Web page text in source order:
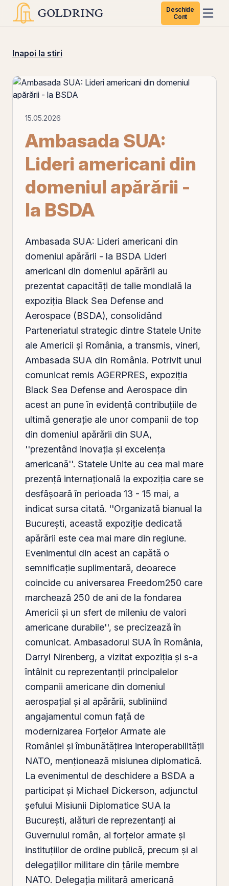
Deschide
Cont
Inapoi la stiri
15.05.2026
Ambasada SUA:
Lideri americani din
domeniul apărării -
la BSDA
Ambasada SUA: Lideri americani din
domeniul apărării - la BSDA Lideri
americani din domeniul apărării au
prezentat capacități de talie mondială la
expoziția Black Sea Defense and
Aerospace (BSDA), consolidând
Parteneriatul strategic dintre Statele Unite
ale Americii și România, a transmis, vineri,
Ambasada SUA din România. Potrivit unui
comunicat remis AGERPRES, expoziția
Black Sea Defense and Aerospace din
acest an pune în evidență contribuțiile de
ultimă generație ale unor companii de top
din domeniul apărării din SUA,
''prezentând inovația și excelența
americană''. Statele Unite au cea mai mare
prezență internațională la expoziția care se
desfășoară în perioada 13 - 15 mai, a
indicat sursa citată. ''Organizată bianual la
București, această expoziție dedicată
apărării este cea mai mare din regiune.
Evenimentul din acest an capătă o
semnificație suplimentară, deoarece
coincide cu aniversarea Freedom250 care
marchează 250 de ani de la fondarea
Americii și un sfert de mileniu de valori
americane durabile'', se precizează în
comunicat. Ambasadorul SUA în România,
Darryl Nirenberg, a vizitat expoziția și s-a
întâlnit cu reprezentanții principalelor
companii americane din domeniul
aerospațial și al apărării, subliniind
angajamentul comun față de
modernizarea Forțelor Armate ale
României și îmbunătățirea interoperabilității
NATO, menționează misiunea diplomatică.
La evenimentul de deschidere a BSDA a
participat și Michael Dickerson, adjunctul
șefului Misiunii Diplomatice SUA la
București, alături de reprezentanți ai
Guvernului român, ai forțelor armate și
instituțiilor de ordine publică, precum și ai
delegațiilor militare din țările membre
NATO. Delegația militară americană